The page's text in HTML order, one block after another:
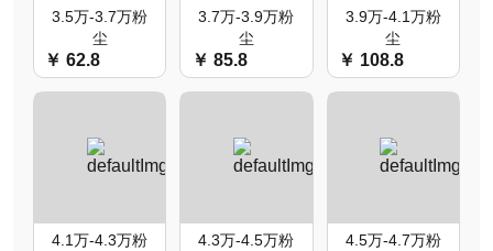
3.5万-3.7万粉
尘
￥ 62.8
3.7万-3.9万粉
尘
￥ 85.8
3.9万-4.1万粉
尘
￥ 108.8
4.1万-4.3万粉
4.3万-4.5万粉
4.5万-4.7万粉